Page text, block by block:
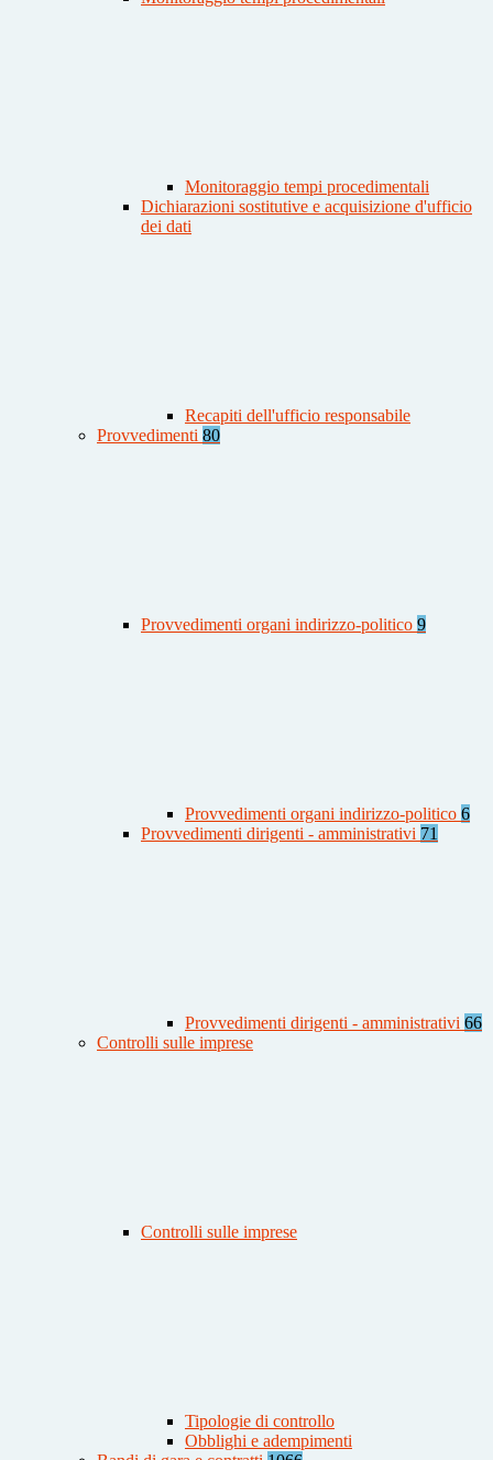
Monitoraggio tempi procedimentali
Dichiarazioni sostitutive e acquisizione d'ufficio
dei dati
Recapiti dell'ufficio responsabile
Provvedimenti 80
Provvedimenti organi indirizzo-politico 9
Provvedimenti organi indirizzo-politico 6
Provvedimenti dirigenti - amministrativi 71
Provvedimenti dirigenti - amministrativi 66
Controlli sulle imprese
Controlli sulle imprese
Tipologie di controllo
Obblighi e adempimenti